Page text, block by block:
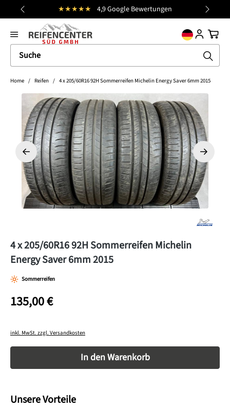
springen★★★★★ 4,9 Google Bewertungen
general.prev
Home / Reifen / 4 x 205/60R16 92H Sommerreifen Michelin Energy Saver 6mm 2015
Bildergalerie überspringen
4 x 205/60R16 92H Sommerreifen Michelin
Energy Saver 6mm 2015
Sommerreifen
135,00 €
inkl. MwSt. zzgl. Versandkosten
Produkt Anzahl: Gib den gewünschten Wert
In den Warenkorb
Unsere Vorteile